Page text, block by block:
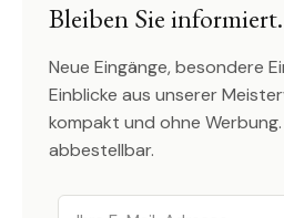
Bleiben Sie informiert.
Neue Eingänge, besondere
Einblicke aus unserer
kompakt und ohne
abbestellbar.
Email